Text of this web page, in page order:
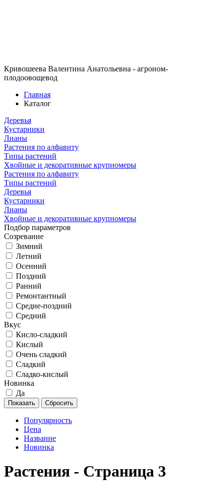
Кривошеева Валентина Анатольевна - агроном-
плодоовощевод
Главная
Каталог
Деревья
Кустарники
Лианы
Растения по алфавиту
Типы растений
Хвойные и декоративные крупномеры
Растения по алфавиту
Типы растений
Деревья
Кустарники
Лианы
Хвойные и декоративные крупномеры
Подбор параметров
Созревание
Зимний
Летний
Осенний
Поздний
Ранний
Ремонтантный
Средне-поздний
Средний
Вкус
Кисло-сладкий
Кислый
Очень сладкий
Сладкий
Сладко-кислый
Новинка
Да
Показать Сбросить
Популярность
Цена
Название
Новинка
Растения - Страница 3